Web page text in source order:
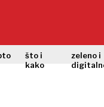
što i
kako
zeleno i